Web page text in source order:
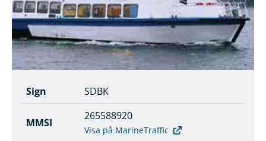
Sign SDBK
MMSI
265588920
Visa på MarineTraffic